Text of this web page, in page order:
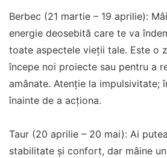
Berbec (21 martie – 19 aprilie):
energie deosebită care te va
toate aspectele vieții tale. Este o
începe noi proiecte sau pentru a
amânate. Atenție la impulsivitate;
înainte de a acționa.
Taur (20 aprilie – 20 mai): Ai
stabilitate și confort, dar mâine